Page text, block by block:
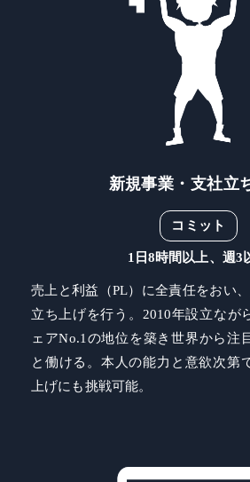
新規事業・支社立
コミット
1日8時間以上、週3
売上と利益（PL）に全責任をおい
立ち上げを行う。2010年設立なが
ェアNo.1の地位を築き世界から注
と働ける。本人の能力と意欲次第
上げにも挑戦可能。